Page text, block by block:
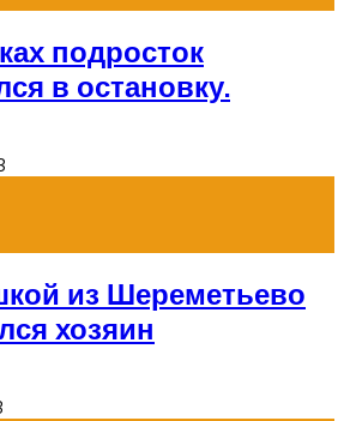
подросток
в остановку.
из Шереметьево
хозяин